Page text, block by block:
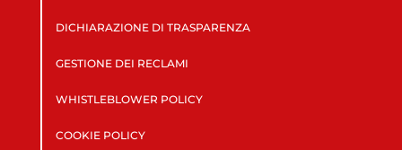
DICHIARAZIONE DI TRASPARENZA
GESTIONE DEI RECLAMI
WHISTLEBLOWER POLICY
COOKIE POLICY